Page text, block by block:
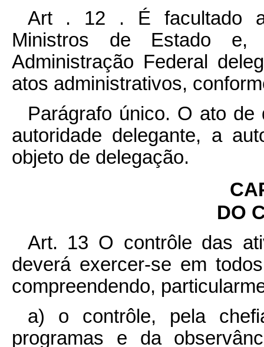
Art . 12 . É facultado
Ministros de Estado
Administração Federal
atos administrativos,
Parágrafo único. O ato
autoridade delegante, a
objeto de delegação.
DO
Art. 13 O contrôle das
deverá exercer-se em
compreendendo,
a) o contrôle, pela
programas e da